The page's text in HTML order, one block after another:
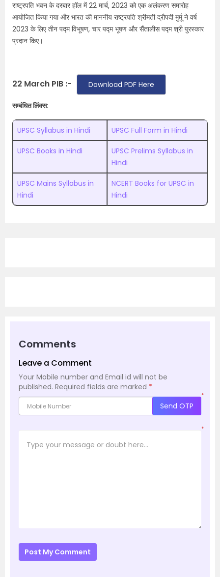
राष्ट्रपति भवन के दरबार हॉल में 22 मार्च, 2023 को एक अलंकरण समारोह
आयोजित किया गया और भारत की माननीय राष्ट्रपति श्रीमती द्रौपदी मुर्मू ने वर्ष
2023 के लिए तीन पद्म विभूषण, चार पद्म भूषण और सैंतालीस पद्म श्री पुरस्कार
प्रदान किए।
22 March PIB :- Download PDF Here
सम्बंधित लिंक्स:
UPSC Syllabus in Hindi UPSC Full Form in Hindi
UPSC Books in Hindi
UPSC Prelims Syllabus in
Hindi
UPSC Mains Syllabus in
Hindi
NCERT Books for UPSC in
Hindi
Comments
Leave a Comment
Your Mobile number and Email id will not be
published. Required fields are marked *
*
Send OTP
*
Post My Comment